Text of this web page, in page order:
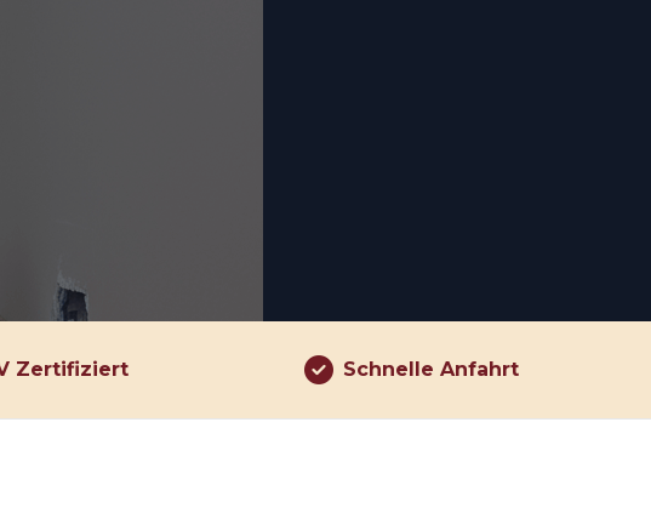
Zertifiziert Schnelle Anfahrt